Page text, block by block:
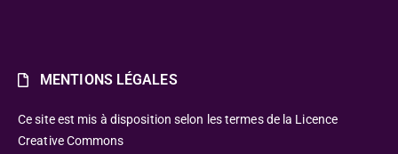
MENTIONS LÉGALES
Ce site est mis à disposition selon les termes de la Licence
Creative Commons